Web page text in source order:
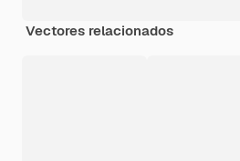
Vectores relacionados